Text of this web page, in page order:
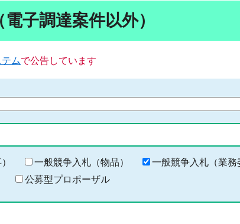
子調達案件以外）
ムで公告しています
一般競争入札（物品）
一般競争入札（業務
公募型プロポーザル